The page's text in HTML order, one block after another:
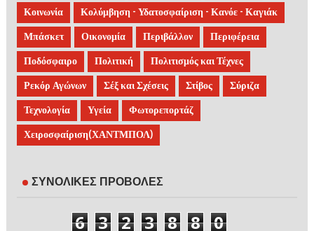
Κοινωνία Κολύμβηση - Υδατοσφαίριση - Κανόε - Καγιάκ
Μπάσκετ Οικονομία Περιβάλλον Περιφέρεια
Ποδόσφαιρο Πολιτική Πολιτισμός και Τέχνες
Ρεκόρ Αγώνων Σέξ και Σχέσεις Στίβος Σύριζα
Τεχνολογία Υγεία Φωτορεπορτάζ
Χειροσφαίριση(ΧΑΝΤΜΠΟΛ)
ΣΥΝΟΛΙΚΕΣ ΠΡΟΒΟΛΕΣ
6 3 2 3 8 8 0